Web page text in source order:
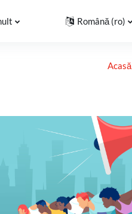
Română ‎(ro)‎
Acasă